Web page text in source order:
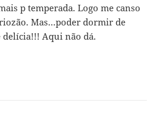
p temperada. Logo me canso
Mas…poder dormir de
Aqui não dá.